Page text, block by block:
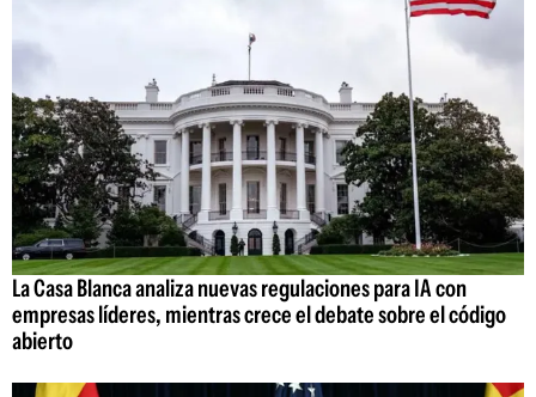
La Casa Blanca analiza nuevas regulaciones para IA con
empresas líderes, mientras crece el debate sobre el código
abierto